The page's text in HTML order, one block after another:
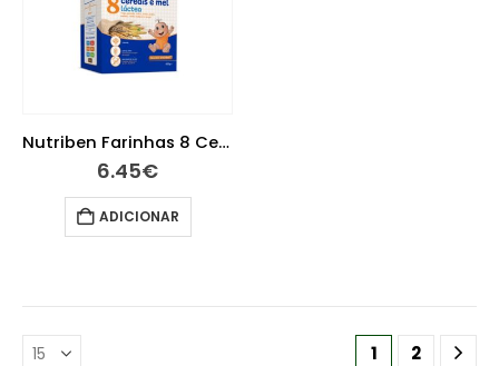
Nutriben Farinhas 8 Cereais Mel La 2 X 300g
6.45€
ADICIONAR
1 2